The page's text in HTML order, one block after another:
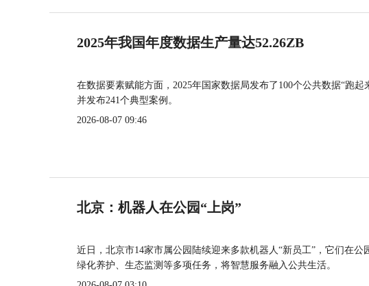
2025年我国年度数据生产量达52.26ZB
在数据要素赋能方面，2025年国家数据局发布了100个公共数据“跑
并发布241个典型案例。
2026-08-07 09:46
北京：机器人在公园“上岗”
近日，北京市14家市属公园陆续迎来多款机器人“新员工”，它们在
绿化养护、生态监测等多项任务，将智慧服务融入公共生活。